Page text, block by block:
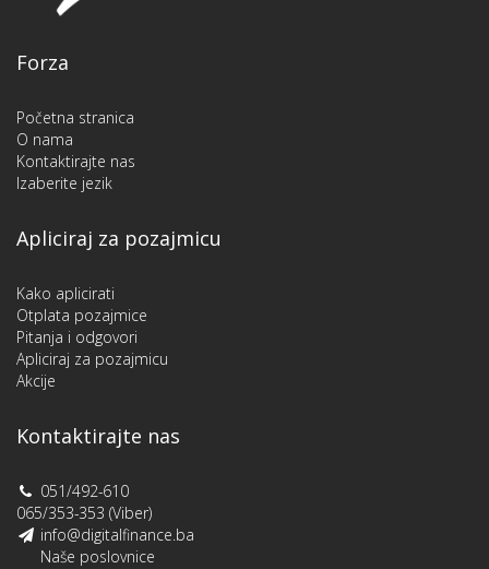
Forza
Početna stranica
O nama
Kontaktirajte nas
Izaberite jezik
Apliciraj za pozajmicu
Kako aplicirati
Otplata pozajmice
Pitanja i odgovori
Apliciraj za pozajmicu
Akcije
Kontaktirajte nas
051/492-610
065/353-353 (Viber)
info@digitalfinance.ba
Naše poslovnice